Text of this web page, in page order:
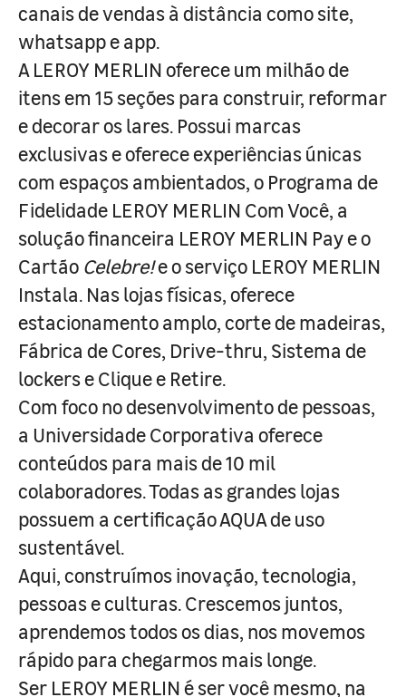
canais de vendas à distância como site,
whatsapp e app.
A LEROY MERLIN oferece um milhão de
itens em 15 seções para construir, reformar
e decorar os lares. Possui marcas
exclusivas e oferece experiências únicas
com espaços ambientados, o Programa de
Fidelidade LEROY MERLIN Com Você, a
solução financeira LEROY MERLIN Pay e o
Cartão Celebre!e o serviço LEROY MERLIN
Instala. Nas lojas físicas, oferece
estacionamento amplo, corte de madeiras,
Fábrica de Cores, Drive-thru, Sistema de
lockers e Clique e Retire.
Com foco no desenvolvimento de pessoas,
a Universidade Corporativa oferece
conteúdos para mais de 10 mil
colaboradores. Todas as grandes lojas
possuem a certificação AQUA de uso
sustentável.
Aqui, construímos inovação, tecnologia,
pessoas e culturas. Crescemos juntos,
aprendemos todos os dias, nos movemos
rápido para chegarmos mais longe.
Ser LEROY MERLIN é ser você mesmo, na